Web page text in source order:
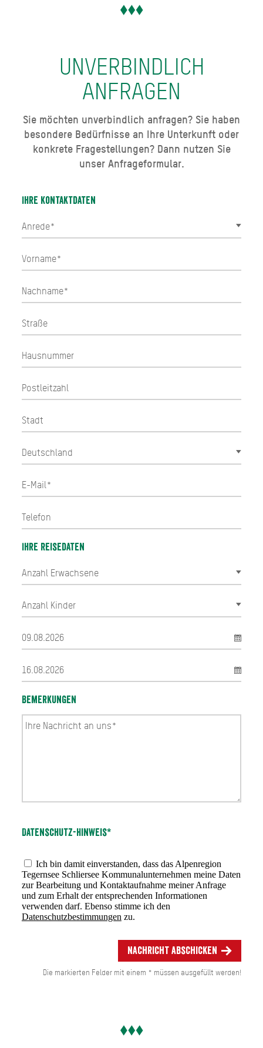
UNVERBINDLICH
ANFRAGEN
Sie möchten unverbindlich anfragen? Sie haben
besondere Bedürfnisse an Ihre Unterkunft oder
konkrete Fragestellungen? Dann nutzen Sie
unser Anfrageformular.
Ihre Kontaktdaten
Ihre Reisedaten
Bemerkungen
Datenschutz-Hinweis*
Ich bin damit einverstanden, dass das Alpenregion
Tegernsee Schliersee Kommunalunternehmen meine Daten
zur Bearbeitung und Kontaktaufnahme meiner Anfrage
und zum Erhalt der entsprechenden Informationen
verwenden darf. Ebenso stimme ich den
Datenschutzbestimmungen zu.
Nachricht abschicken
Die markierten Felder mit einem * müssen ausgefüllt werden!